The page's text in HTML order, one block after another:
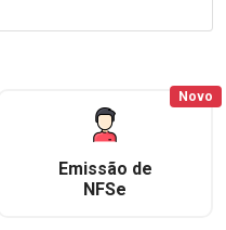
Emissão de
NFSe
Novo